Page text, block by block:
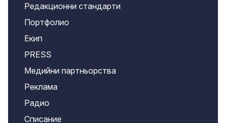
Редакционни стандарти
Портфолио
Екип
PRESS
Медийни партньорства
Реклама
Радио
Списание